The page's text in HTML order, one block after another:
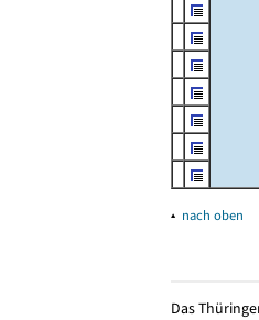
▴ nach oben
Das